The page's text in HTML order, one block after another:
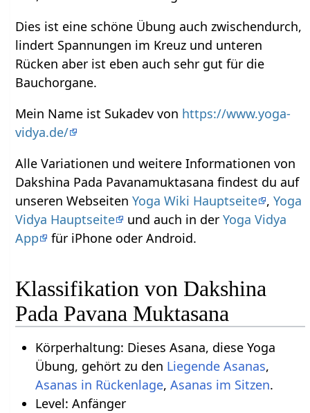
Dies ist eine schöne Übung auch zwischendurch,
lindert Spannungen im Kreuz und unteren
Rücken aber ist eben auch sehr gut für die
Bauchorgane.
Mein Name ist Sukadev von https://www.yoga-
vidya.de/
Alle Variationen und weitere Informationen von
Dakshina Pada Pavanamuktasana findest du auf
unseren WebseitenYoga Wiki Hauptseite ,Yoga
Vidya Hauptseite
und auch in derYoga Vidya
App
für iPhone oder Android.
Klassifikation von Dakshina
Pada Pavana Muktasana
Körperhaltung: Dieses Asana, diese Yoga
Übung, gehört zu den Liegende Asanas,
Asanas in Rückenlage, Asanas im Sitzen.
Level: Anfänger